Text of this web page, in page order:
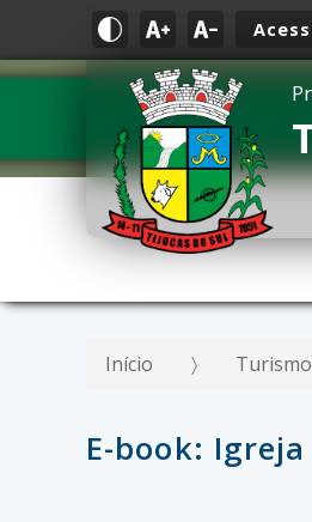
Início Turismo
E-book: